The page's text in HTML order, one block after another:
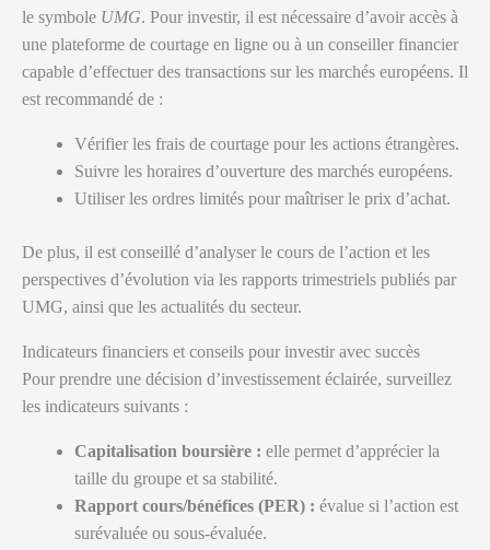
le symbole UMG. Pour investir, il est nécessaire d’avoir accès à
une plateforme de courtage en ligne ou à un conseiller financier
capable d’effectuer des transactions sur les marchés européens. Il
est recommandé de :
Vérifier les frais de courtage pour les actions étrangères.
Suivre les horaires d’ouverture des marchés européens.
Utiliser les ordres limités pour maîtriser le prix d’achat.
De plus, il est conseillé d’analyser le cours de l’action et les
perspectives d’évolution via les rapports trimestriels publiés par
UMG, ainsi que les actualités du secteur.
Indicateurs financiers et conseils pour investir avec succès
Pour prendre une décision d’investissement éclairée, surveillez
les indicateurs suivants :
Capitalisation boursière : elle permet d’apprécier la
taille du groupe et sa stabilité.
Rapport cours/bénéfices (PER) : évalue si l’action est
surévaluée ou sous-évaluée.